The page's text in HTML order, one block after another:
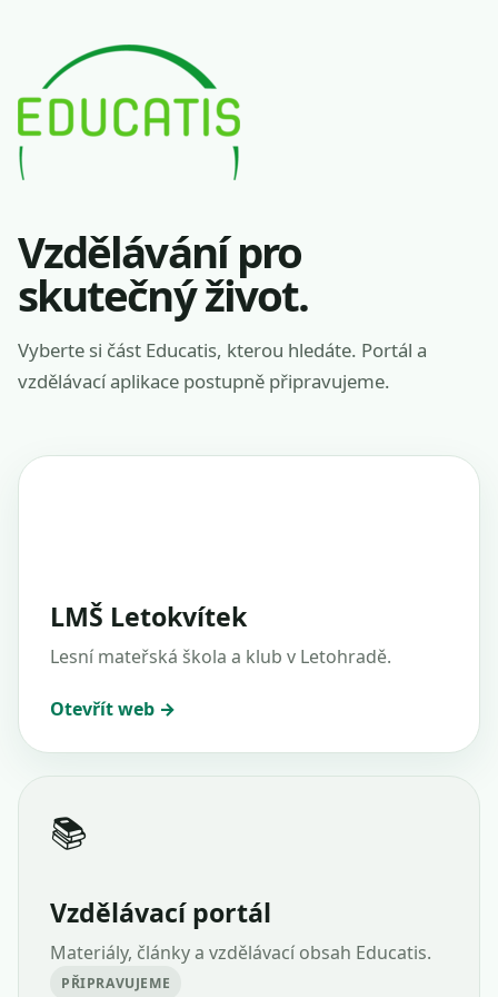
Vzdělávání pro
skutečný život.
Vyberte si část Educatis, kterou hledáte. Portál a
vzdělávací aplikace postupně připravujeme.
LMŠ Letokvítek
Lesní mateřská škola a klub v Letohradě.
Otevřít web →
📚
Vzdělávací portál
Materiály, články a vzdělávací obsah Educatis.
PŘIPRAVUJEME